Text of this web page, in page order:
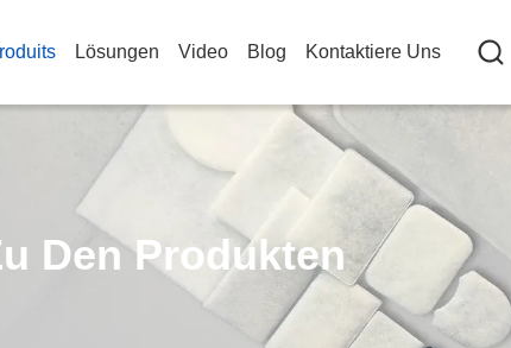
Lösungen Video Blog Kontaktiere Uns
Den Produkten